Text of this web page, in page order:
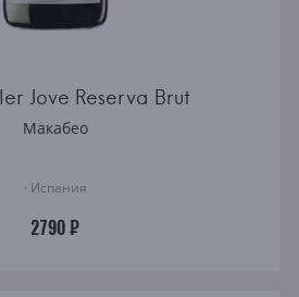
Jove Reserva Brut
Макабео
· Испания
2790 ₽